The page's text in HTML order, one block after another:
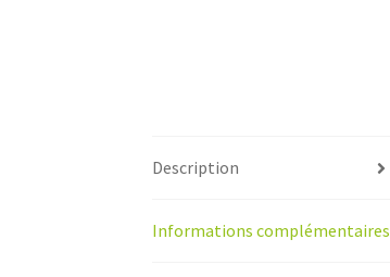
Description
Informations complémentaires